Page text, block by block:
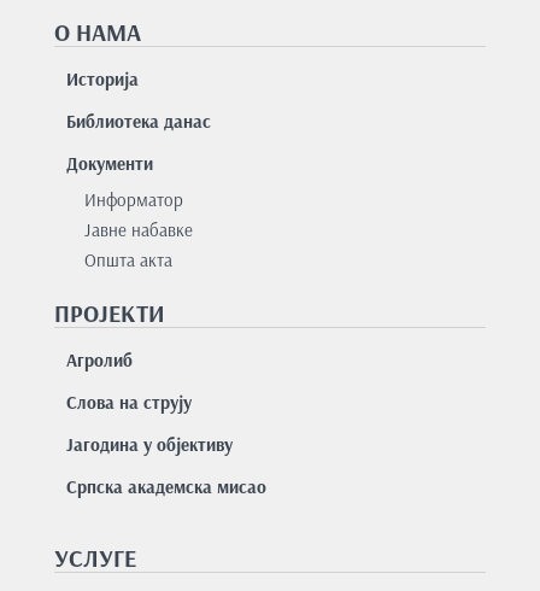
О НАМА
Историја
Библиотека данас
Документи
Информатор
Јавне набавке
Општа акта
ПРОЈЕКТИ
Агролиб
Слова на струју
Јагодина у објективу
Српска академска мисао
УСЛУГЕ